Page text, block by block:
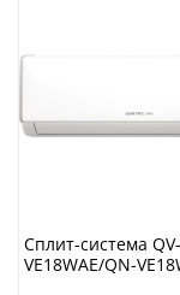
Сплит-система QV-
VE18WAE/QN-